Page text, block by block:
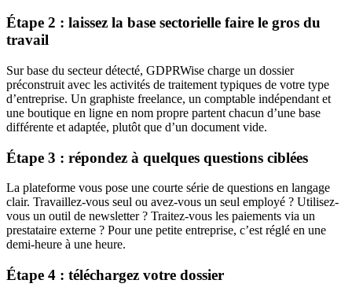
Étape 2 : laissez la base sectorielle faire le gros du
travail
Sur base du secteur détecté, GDPRWise charge un dossier
préconstruit avec les activités de traitement typiques de votre type
d’entreprise. Un graphiste freelance, un comptable indépendant et
une boutique en ligne en nom propre partent chacun d’une base
différente et adaptée, plutôt que d’un document vide.
Étape 3 : répondez à quelques questions ciblées
La plateforme vous pose une courte série de questions en langage
clair. Travaillez-vous seul ou avez-vous un seul employé ? Utilisez-
vous un outil de newsletter ? Traitez-vous les paiements via un
prestataire externe ? Pour une petite entreprise, c’est réglé en une
demi-heure à une heure.
Étape 4 : téléchargez votre dossier